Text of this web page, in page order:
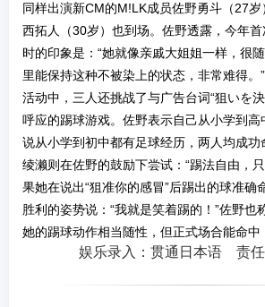
同样出演新CM的M!LK成员佐野勇斗（27
西拓人（30岁）也到场。佐野透露，今年
时的印象是：“她就像亲戚大姐姐一样，很
里能保持这种不被染上的状态，非常难得。”
活动中，三人还挑战了与广告台词“狙いを決
呼应的踢球游戏。佐野表示自己从小学到
说从小学到初中都有足球经历，两人均成功
绫濑则在佐野的鼓励下尝试：“踢法自由，
果她在说出“狙准你的感冒”后踢出的球准确
胜利的姿势说：“我就是笑着踢的！”佐野也
她的踢球动作相当随性，但正式场合能命中
娱乐录入：贯通日本语 责